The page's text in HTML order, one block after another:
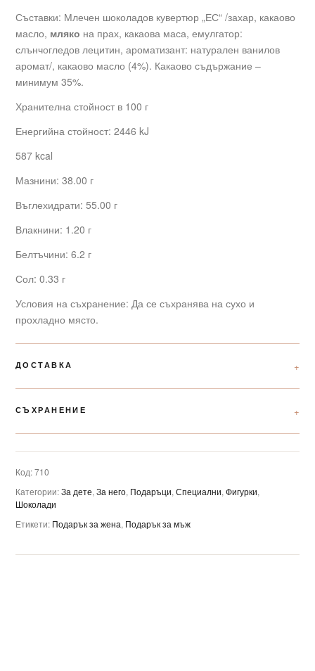
Съставки: Млечен шоколадов кувертюр „ЕС“ /захар, какаово
масло, мляко на прах, какаова маса, емулгатор:
слънчогледов лецитин, ароматизант: натурален ванилов
аромат/, какаово масло (4%). Какаово съдържание –
минимум 35%.
Хранителна стойност в 100 г
Енергийна стойност: 2446 kJ
587 kcal
Мазнини: 38.00 г
Въглехидрати: 55.00 г
Влакнини: 1.20 г
Белтъчини: 6.2 г
Сол: 0.33 г
Условия на съхранение: Да се съхранява на сухо и
прохладно място.
ДОСТАВКА
СЪХРАНЕНИЕ
Код:710
Категории:За дете, За него, Подаръци, Специални, Фигурки,
Шоколади
Етикети: Подарък за жена, Подарък за мъж